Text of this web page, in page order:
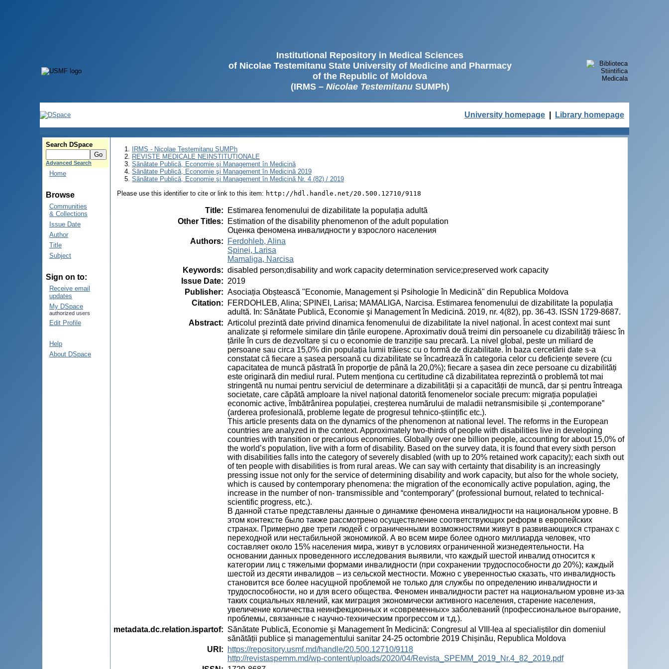
Institutional Repository in Medical Sciences
of Nicolae Testemitanu State University of Medicine and Pharmacy
of the Republic of Moldova
(IRMS – Nicolae TestemitanuSUMPh)
University homepage Library homepage
Search DSpace
Advanced Search
Home
Browse
Communities
& Collections
Issue Date
Author
Title
Subject
Sign on to:
Receive email
updates
My DSpace
authorized users
Edit Profile
Help
About DSpace
IRMS - Nicolae Testemitanu SUMPh
REVISTE MEDICALE NEINSTITUȚIONALE
Sănătate Publică, Economie şi Management în Medicină
Sănătate Publică, Economie şi Management în Medicină 2019
Sănătate Publică, Economie şi Management în Medicină Nr. 4 (82) / 2019
Please use this identifier to cite or link to this item: http://hdl.handle.net/20.500.12710/9118
Title:
Estimarea fenomenului de dizabilitate la populația adultă
Other Titles:
Estimation of the disability phenomenon of the adult population
Оценка феномена инвалидности у взрослого населения
Authors:
Ferdohleb, Alina
Spinei, Larisa
Mamaliga, Narcisa
Keywords: disabled person;disability and work capacity determination service;preserved work capacity
Issue Date: 2019
Publisher: Asociația Obștească "Economie, Management și Psihologie în Medicină" din Republica Moldova
Citation:
FERDOHLEB, Alina; SPINEI, Larisa; MAMALIGA, Narcisa. Estimarea fenomenului de dizabilitate la populația
adultă. In: Sănătate Publică, Economie şi Management în Medicină. 2019, nr. 4(82), pp. 36-43. ISSN 1729-8687.
Abstract: Articolul prezintă date privind dinamica fenomenului de dizabilitate la nivel național. În acest context mai sunt
analizate și reformele similare din țările europene. Aproximativ două treimi din persoanele cu dizabilități trăiesc în
țările în curs de dezvoltare și cu o economie de tranziție sau precară. La nivel global, peste un miliard de
persoane sau circa 15,0% din populația lumii trăiesc cu o formă de dizabilitate. În baza cercetării date s-a
constatat că fiecare a șasea persoană cu dizabilitate se încadrează în categoria celor cu deficiențe severe (cu
capacitatea de muncă păstrată în proporție de până la 20,0%); fiecare a șasea din zece persoane cu dizabilități
este originară din mediul rural. Putem menționa cu certitudine că dizabilitatea reprezintă o problemă tot mai
stringentă nu numai pentru serviciul de determinare a dizabilității și a capacității de muncă, dar și pentru întreaga
societate, care căpătă amploare la nivel național datorită fenomenelor sociale precum: migrația populației
economic active, îmbătrânirea populației, creșterea numărului de maladii netransmisibile și „contemporane”
(arderea profesională, probleme legate de progresul tehnico-științific etc.).
This article presents data on the dynamics of the phenomenon at national level. The reforms in the European
countries are analyzed in the context. Approximately two-thirds of people with disabilities live in developing
countries with transition or precarious economies. Globally over one billion people, accounting for about 15,0% of
the world’s population, live with a form of disability. Based on the survey data, it is found that every sixth person
with disabilities falls into the category of severely disabled (with up to 20% retained work capacity); each sixth out
of ten people with disabilities is from rural areas. We can say with certainty that disability is an increasingly
pressing issue not only for the service of determining disability and work capacity, but also for the whole society,
which is caused by contemporary phenomena: the migration of the economically active population, aging, the
increase in the number of non- transmissible and “contemporary” (professional burnout, related to technical-
scientific progress, etc.).
В данной статье представлены данные о динамике феномена инвалидности на национальном уровне. В
этом контексте было также рассмотрено осуществление соответствующих реформ в европейских
странах. Примерно две трети людей с ограниченными возможностями живут в развивающихся странах с
переходной или нестабильной экономикой. А во всем мире более одного миллиарда человек, что
составляет около 15% населения мира, живут в условиях ограниченной жизнедеятельности. На
основании данных проведенного исследования выявили, что каждый шестой инвалид относится к
категории лиц с тяжелыми формами инвалидности (при сохранении трудоспособности до 20%); каждый
шестой из десяти инвалидов – из сельской местности. Можно с уверенностью сказать, что инвалидность
становится все более насущной проблемой не только для службы по определению инвалидности и
трудоспособности, но и для всего общества. Феномен инвалидности растет на национальном уровне из-за
таких социальных явлений, как миграция экономически активного населения, старение населения,
увеличение количества неинфекционных и «современных» заболеваний (профессиональное выгорание,
проблемы, связанные с научно-техническим прогрессом и т.д.).
metadata.dc.relation.ispartof: Sănătate Publică, Economie şi Management în Medicină: Congresul al VIII-lea al specialiștilor din domeniul
sănătății publice și managementului sanitar 24-25 octombrie 2019 Chișinău, Republica Moldova
URI :
https://repository.usmf.md/handle/20.500.12710/9118
http://revistaspemm.md/wp-content/uploads/2020/04/Revista_SPEMM_2019_Nr.4_82_2019.pdf